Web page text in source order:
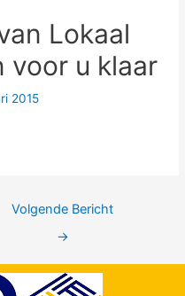
Lokaal
voor u klaar
2015
Volgende Bericht
→